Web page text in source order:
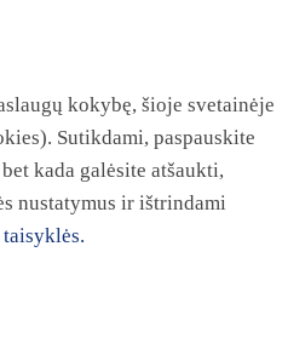
kokybę, šioje svetainėje
Sutikdami, paspauskite
kada galėsite atšaukti,
nustatymus ir ištrindami